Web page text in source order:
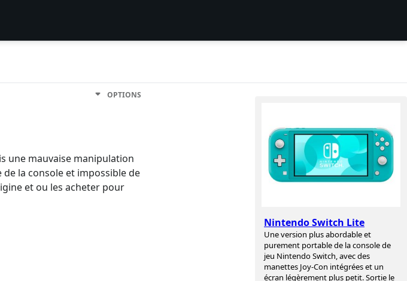
Nintendo Switch Lite
Une version plus abordable et
purement portable de la console de
jeu Nintendo Switch, avec des
manettes Joy-Con intégrées et un
écran légèrement plus petit. Sortie le
OPTIONS
une mauvaise manipulation
la console et impossible de
et ou les acheter pour